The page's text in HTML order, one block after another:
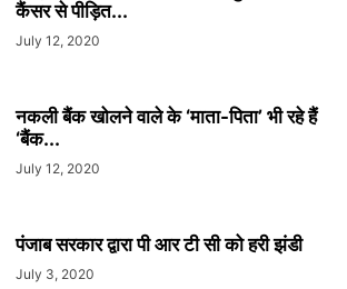
कैंसर से पीड़ित...
July 12, 2020
नकली बैंक खोलने वाले के ‘माता-पिता’ भी रहे हैं
‘बैंक...
July 12, 2020
पंजाब सरकार द्वारा पी आर टी सी को हरी झंडी
July 3, 2020